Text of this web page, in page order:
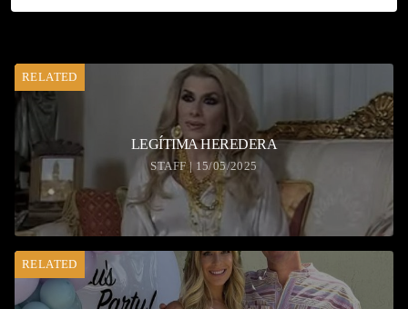
RELATED
LEGÍTIMA HEREDERA
STAFF | 15/05/2025
RELATED